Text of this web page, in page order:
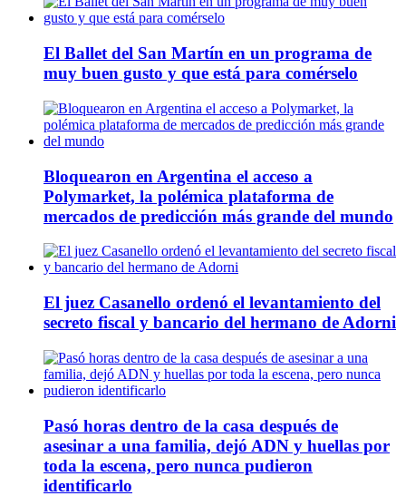
El Ballet del San Martín en un programa de
muy buen gusto y que está para comérselo
Bloquearon en Argentina el acceso a
Polymarket, la polémica plataforma de
mercados de predicción más grande del mundo
El juez Casanello ordenó el levantamiento del
secreto fiscal y bancario del hermano de Adorni
Pasó horas dentro de la casa después de
asesinar a una familia, dejó ADN y huellas por
toda la escena, pero nunca pudieron
identificarlo